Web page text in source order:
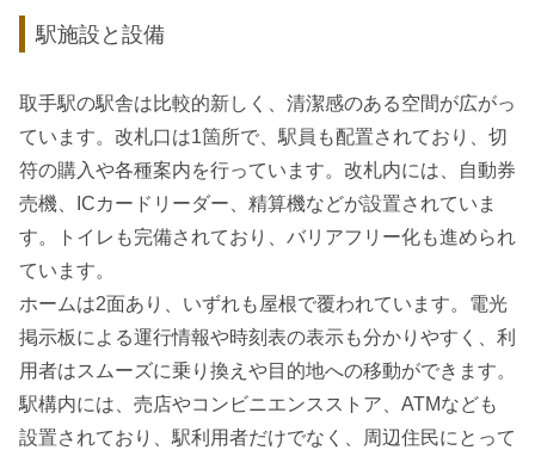
駅施設と設備
取手駅の駅舎は比較的新しく、清潔感のある空間が広がっ
ています。改札口は1箇所で、駅員も配置されており、切
符の購入や各種案内を行っています。改札内には、自動券
売機、ICカードリーダー、精算機などが設置されていま
す。トイレも完備されており、バリアフリー化も進められ
ています。
ホームは2面あり、いずれも屋根で覆われています。電光
掲示板による運行情報や時刻表の表示も分かりやすく、利
用者はスムーズに乗り換えや目的地への移動ができます。
駅構内には、売店やコンビニエンスストア、ATMなども
設置されており、駅利用者だけでなく、周辺住民にとって